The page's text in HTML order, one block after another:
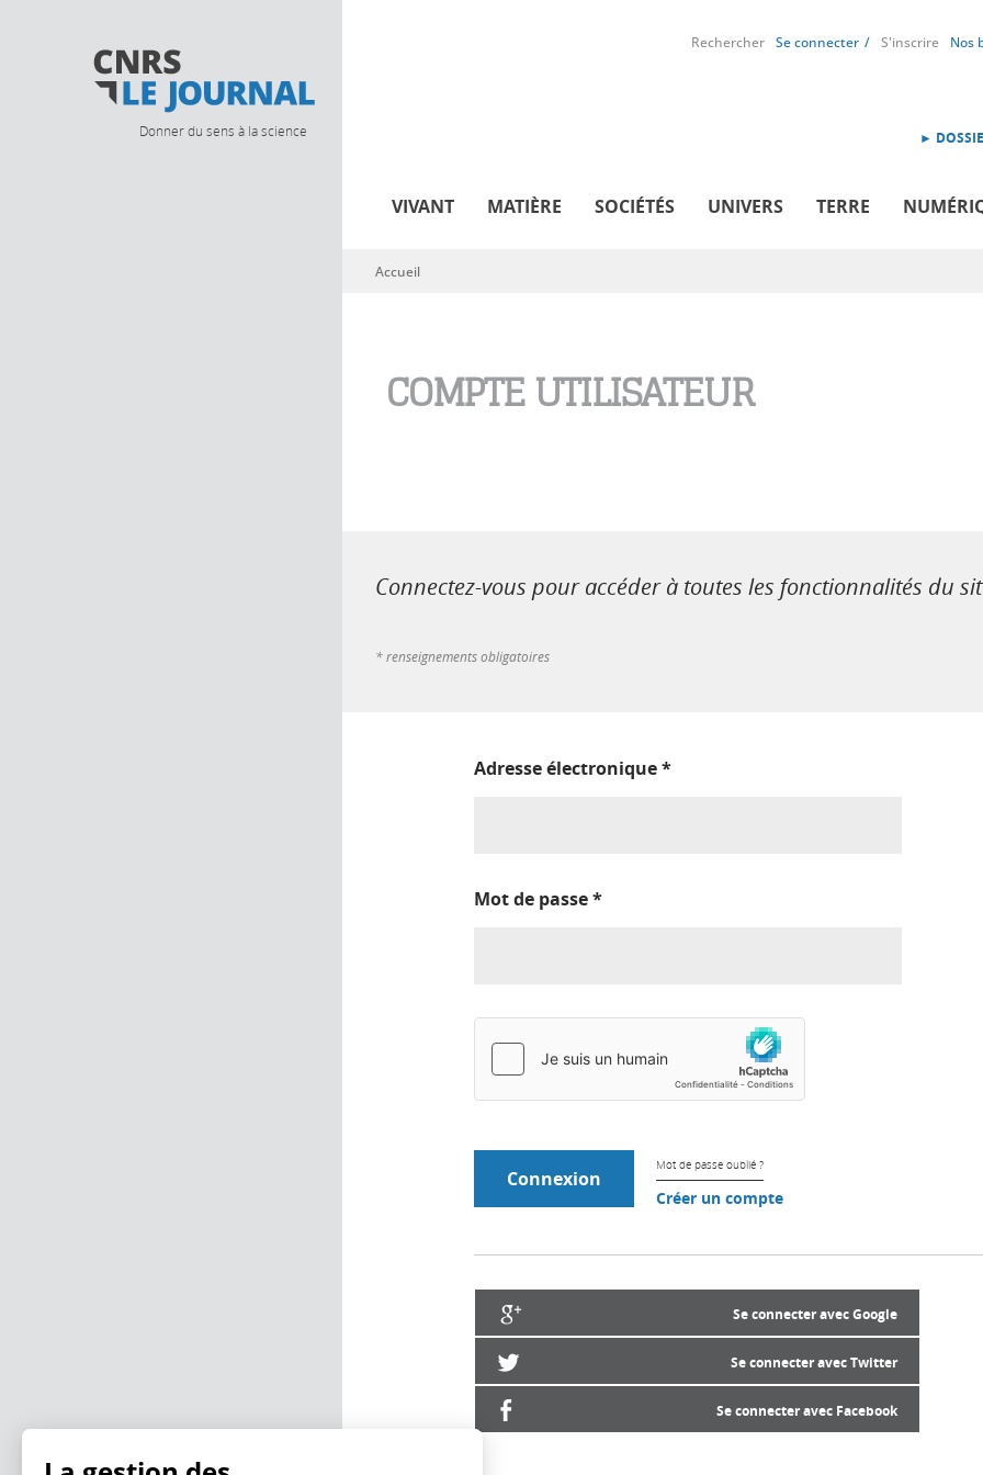
Donner du sens à la science
Rechercher Se connecter S'inscrire Nos
►
VIVANT MATIÈRE SOCIÉTÉS UNIVERS TERRE
Vous êtes ici
Accueil
COMPTE UTILISATEUR
Connectez-vous pour accéder à toutes les fonctionnalités du
* renseignements obligatoires
Adresse électronique*
Mot de passe*
Mot de passe oublié ?
Créer un compte
Se connecter avec Google
Se connecter avec Twitter
Se connecter avec Facebook